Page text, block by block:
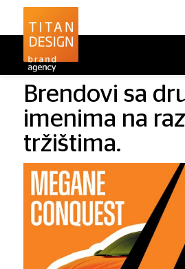
Brendovi sa
imenima na
tržištima.